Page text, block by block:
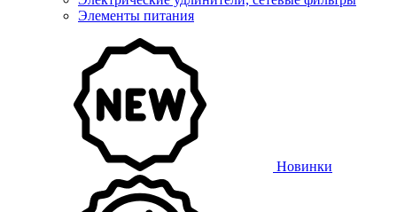
Элементы питания
Новинки